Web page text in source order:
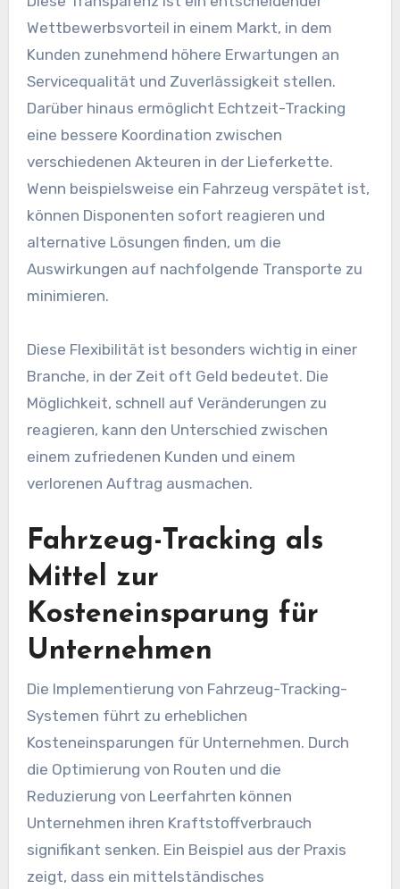
Wettbewerbsvorteil in einem Markt, in dem
Kunden zunehmend höhere Erwartungen an
Servicequalität und Zuverlässigkeit stellen.
Darüber hinaus ermöglicht Echtzeit-Tracking
eine bessere Koordination zwischen
verschiedenen Akteuren in der Lieferkette.
Wenn beispielsweise ein Fahrzeug verspätet ist,
können Disponenten sofort reagieren und
alternative Lösungen finden, um die
Auswirkungen auf nachfolgende Transporte zu
minimieren.
Diese Flexibilität ist besonders wichtig in einer
Branche, in der Zeit oft Geld bedeutet. Die
Möglichkeit, schnell auf Veränderungen zu
reagieren, kann den Unterschied zwischen
einem zufriedenen Kunden und einem
verlorenen Auftrag ausmachen.
Fahrzeug-Tracking als
Mittel zur
Kosteneinsparung für
Unternehmen
Die Implementierung von Fahrzeug-Tracking-
Systemen führt zu erheblichen
Kosteneinsparungen für Unternehmen. Durch
die Optimierung von Routen und die
Reduzierung von Leerfahrten können
Unternehmen ihren Kraftstoffverbrauch
signifikant senken. Ein Beispiel aus der Praxis
zeigt, dass ein mittelständisches